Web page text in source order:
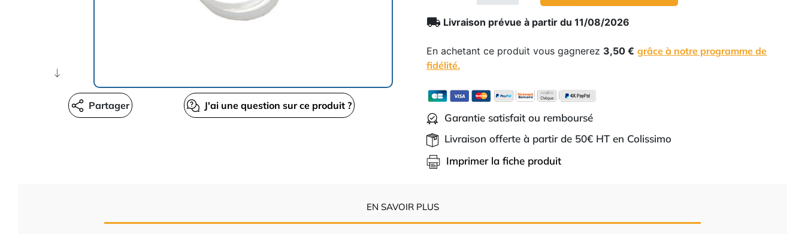
J'ai une question sur ce produit ?
Partager
local_shipping Livraison prévue à partir du 11/08/2026
En achetant ce produit vous gagnerez 3,50 € grâce à notre programme de
fidélité.
Garantie satisfait ou remboursé
Livraison offerte à partir de 50€ HT en Colissimo
Imprimer la fiche produit
EN SAVOIR PLUS